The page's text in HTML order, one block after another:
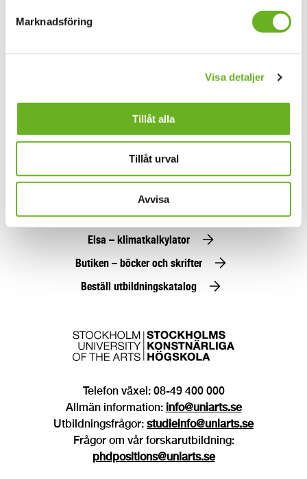
Marknadsföring
Visa detaljer
Tillåt alla
Tillåt urval
Avvisa
Hitta folk
Jobba hos oss
Alumn
Press
SKH Play
Elsa – klimatkalkylator
Butiken – böcker och skrifter
Beställ utbildningskatalog
Telefon växel: 08-49 400 000
Allmän information: info@uniarts.se
Utbildningsfrågor: studieinfo@uniarts.se
Frågor om vår forskarutbildning:
phdpositions@uniarts.se